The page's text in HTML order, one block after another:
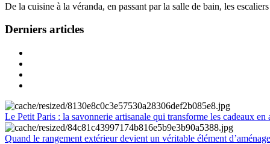
De la cuisine à la véranda, en passant par la salle de bain, les
Derniers articles
Le Petit Paris : la savonnerie artisanale qui transforme les cadeaux en
Quand le rangement extérieur devient un véritable élément